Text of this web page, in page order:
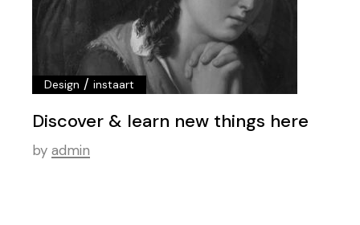
Design /instaart
Discover & learn new things here
by admin